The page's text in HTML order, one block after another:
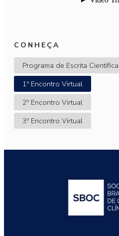
CONHEÇA
Programa de Escrita Científica
1º Encontro Virtual
2º Encontro Virtual
3º Encontro Virtual